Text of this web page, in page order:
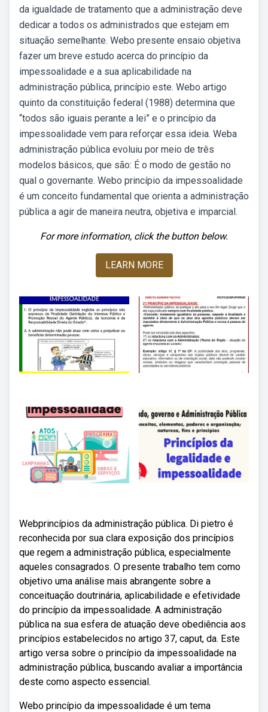
da igualdade de tratamento que a administração deve
dedicar a todos os administrados que estejam em
situação semelhante. Webo presente ensaio objetiva
fazer um breve estudo acerca do princípio da
impessoalidade e a sua aplicabilidade na
administração pública, princípio este. Webo artigo
quinto da constituição federal (1988) determina que
“todos são iguais perante a lei” e o princípio da
impessoalidade vem para reforçar essa ideia. Weba
administração pública evoluiu por meio de três
modelos básicos, que são: É o modo de gestão no
qual o governante. Webo princípio da impessoalidade
é um conceito fundamental que orienta a administração
pública a agir de maneira neutra, objetiva e imparcial.
For more information, click the button below.
LEARN MORE
Webprincípios da administração pública. Di pietro é
reconhecida por sua clara exposição dos princípios
que regem a administração pública, especialmente
aqueles consagrados. O presente trabalho tem como
objetivo uma análise mais abrangente sobre a
conceituação doutrinária, aplicabilidade e efetividade
do princípio da impessoalidade. A administração
pública na sua esfera de atuação deve obediência aos
princípios estabelecidos no artigo 37, caput, da. Este
artigo versa sobre o princípio da impessoalidade na
administração pública, buscando avaliar a importância
deste como aspecto essencial.
Webo princípio da impessoalidade é um tema